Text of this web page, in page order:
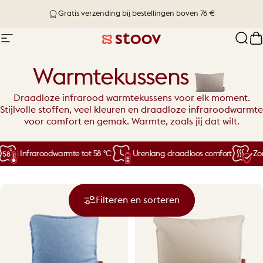
Bezorging binnen 1-4 werkdagen
Site navigatie Stoov® | Cordless Heated Cushions
Warmtekussens
Draadloze infrarood warmtekussens voor elk moment.
Stijlvolle stoffen, veel kleuren en draadloze infraroodwarmte
voor comfort en gemak. Warmte, zoals jij dat wilt.
Infraroodwarmte tot 58 °C Urenlang draadloos comfort
Filteren en sorteren